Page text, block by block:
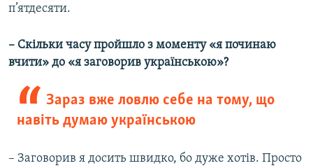
п’ятдесяти.
– Скільки часу пройшло з моменту «я починаю
вчити» до «я заговорив українською»?
Зараз вже ловлю себе на тому, що
навіть думаю українською
– Заговорив я досить швидко, бо дуже хотів. Просто